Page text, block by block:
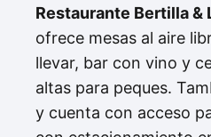
Restaurante Bertilla &
ofrece mesas al aire
llevar, bar con vino y
altas para peques.
y cuenta con acceso